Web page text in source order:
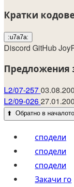
Кратки
:u7a7a:
Discord GitHub
Предложения
L2/07-257
L2/09-026
⬆️ Обратно в началото
сподели
сподели
сподели
Закачи го